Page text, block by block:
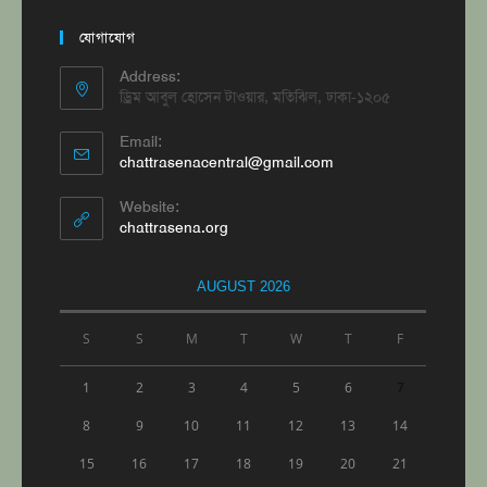
new
tabযোগাযোগ
Address:
ড্রিম আবুল হোসেন টাওয়ার, মতিঝিল, ঢাকা-১২০৫
Email:
chattrasenacentral@gmail.com
Website:
chattrasena.org
AUGUST 2026
S S M T W T F
1 2 3 4 5 6
8 9 10 11 12 13 14
15 16 17 18 19 20 21